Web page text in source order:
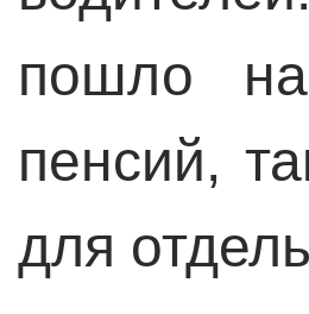
пошло на
пенсий,
для